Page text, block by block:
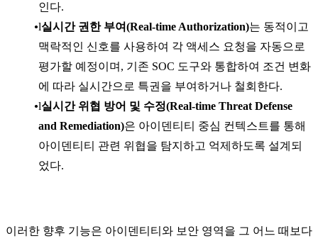
인다.
l실시간 권한 부여(Real-time Authorization)는 동적이고
맥락적인 신호를 사용하여 각 액세스 요청을 자동으로
평가할 예정이며, 기존 SOC 도구와 통합하여 조건 변화
에 따라 실시간으로 특권을 부여하거나 철회한다.
l실시간 위협 방어 및 수정(Real-time Threat Defense
and Remediation)은 아이덴티티 중심 컨텍스트를 통해
아이덴티티 관련 위협을 탐지하고 억제하도록 설계되
었다.
이러한 향후 기능은 아이덴티티와 보안 영역을 그 어느 때보다